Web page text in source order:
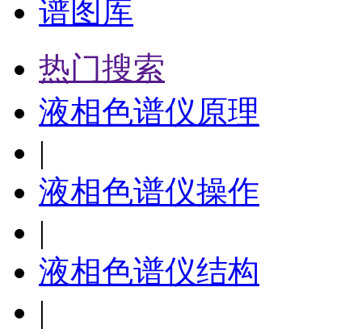
谱图库
热门搜索
液相色谱仪原理
|
液相色谱仪操作
|
液相色谱仪结构
|